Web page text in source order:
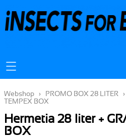
Mijn Account
Verzendingskost
Webshop › PROMO BOX 28 LITER ›
TEMPEX BOX
Hermetia 28 liter +
BOX